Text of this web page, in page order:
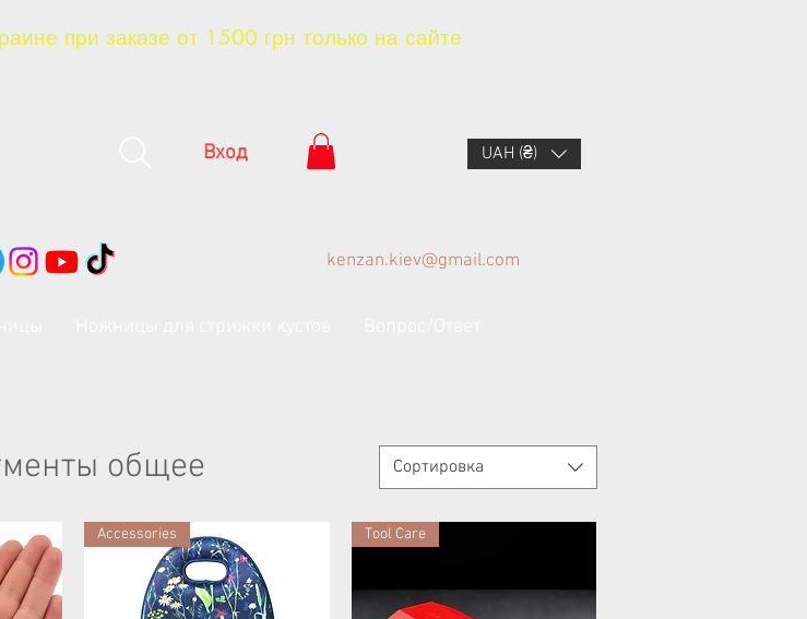
при заказе от 1500 грн только на сайте
Вход UAH (₴)
kenzan.kiev@gmail.com
Сортировка
Accessories Tool Care
общее